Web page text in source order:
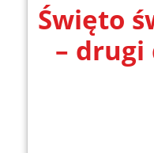
Święto
–